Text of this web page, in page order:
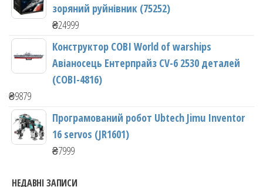
зоряний руйнівник (75252)
₴24999
Конструктор COBI World of warships
Авіаносець Ентерпрайз CV-6 2530 деталей
(COBI-4816)
₴9879
Програмований робот Ubtech Jimu Inventor
16 servos (JR1601)
₴7999
НЕДАВНІ ЗАПИСИ